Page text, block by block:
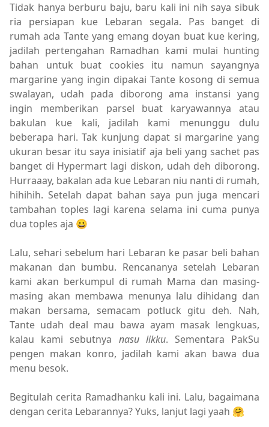
Tidak hanya berburu baju, baru kali ini nih saya sibuk
ria persiapan kue Lebaran segala. Pas banget di
rumah ada Tante yang emang doyan buat kue kering,
jadilah pertengahan Ramadhan kami mulai hunting
bahan untuk buat cookies itu namun sayangnya
margarine yang ingin dipakai Tante kosong di semua
swalayan, udah pada diborong ama instansi yang
ingin memberikan parsel buat karyawannya atau
bakulan kue kali, jadilah kami menunggu dulu
beberapa hari. Tak kunjung dapat si margarine yang
ukuran besar itu saya inisiatif aja beli yang sachet pas
banget di Hypermart lagi diskon, udah deh diborong.
Hurraaay, bakalan ada kue Lebaran niu nanti di rumah,
hihihih. Setelah dapat bahan saya pun juga mencari
tambahan toples lagi karena selama ini cuma punya
dua toples aja 😀
Lalu, sehari sebelum hari Lebaran ke pasar beli bahan
makanan dan bumbu. Rencananya setelah Lebaran
kami akan berkumpul di rumah Mama dan masing-
masing akan membawa menunya lalu dihidang dan
makan bersama, semacam potluck gitu deh. Nah,
Tante udah deal mau bawa ayam masak lengkuas,
kalau kami sebutnya nasu likku. Sementara PakSu
pengen makan konro, jadilah kami akan bawa dua
menu besok.
Begitulah cerita Ramadhanku kali ini. Lalu, bagaimana
dengan cerita Lebarannya? Yuks, lanjut lagi yaah 🤗